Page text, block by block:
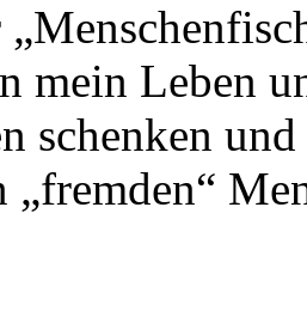
mein Leben
schenken
„fremden“